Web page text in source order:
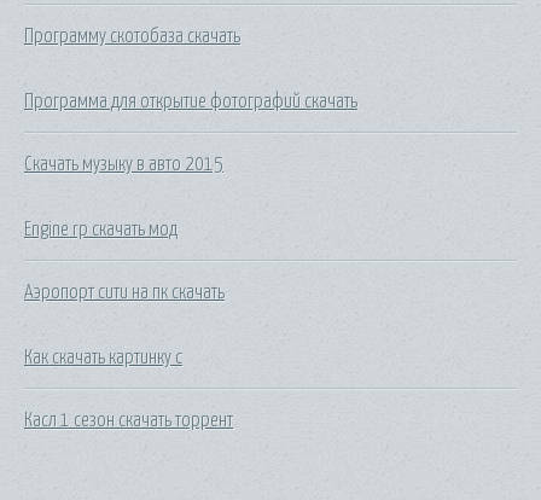
Программу скотобаза скачать
Программа для открытие фотографий скачать
Скачать музыку в авто 2015
Engine rp скачать мод
Аэропорт сити на пк скачать
Как скачать картинку с
Касл 1 сезон скачать торрент